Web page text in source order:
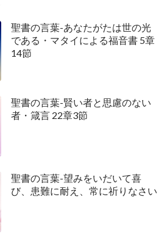
聖書の言葉-あなたがたは世の光
である・マタイによる福音書 5章
14節
聖書の言葉-賢い者と思慮のない
者・箴言 22章3節
聖書の言葉-望みをいだいて喜
び、患難に耐え、常に祈りなさい